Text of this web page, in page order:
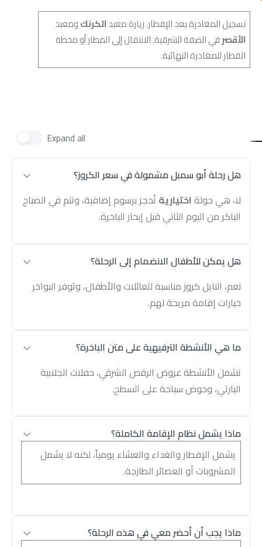
تسجيل المغادرة بعد الإفطار. زيارة معبدالكرنكومعبد
الأقصرفي الضفة الشرقية. الانتقال إلى المطار أو محطة
القطار للمغادرة النهائية.
Expand all
هل رحلة أبو سمبل مشمولة في سعر الكروز؟
لا، هي جولة اختيارية تُحجز برسوم إضافية، وتتم في الصباح
الباكر من اليوم الثاني قبل إبحار الباخرة.
هل يمكن للأطفال الانضمام إلى الرحلة؟
نعم، النايل كروز مناسبة للعائلات والأطفال، وتوفر البواخر
خيارات إقامة مريحة لهم.
ما هي الأنشطة الترفيهية على متن الباخرة؟
تشمل الأنشطة عروض الرقص الشرقي، حفلات الجلابية
البارتي، وحوض سباحة على السطح.
ماذا يشمل نظام الإقامة الكاملة؟
يشمل الإفطار والغداء والعشاء يومياً، لكنه لا يشمل
المشروبات أو العصائر الطازجة.
ماذا يجب أن أحضر معي في هذه الرحلة؟